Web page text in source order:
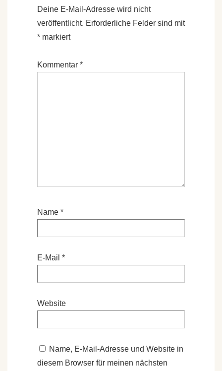
Deine E-Mail-Adresse wird nicht
veröffentlicht. Erforderliche Felder sind mit
* markiert
Kommentar *
Name *
E-Mail *
Website
Name, E-Mail-Adresse und Website in
diesem Browser für meinen nächsten